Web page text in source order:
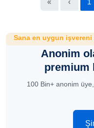
« ‹ 1
Sana en uygun işvereni
Anonim
premium
100 Bin+ anonim